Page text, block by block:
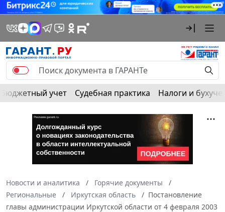
Бюджетный учет Судебная практика Налоги и
Новости и аналитика
Горячие документы
Региональные
Иркутская область
Постановление
главы администрации Иркутской области от 4 февраля 2003